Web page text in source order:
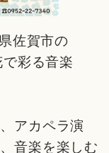
佐賀市の
彩る音楽
アカペラ演
音楽を楽しむ